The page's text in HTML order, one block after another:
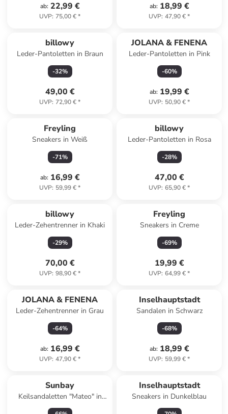
ab: 22,99 €
UVP: 75,00 €*
ab: 18,99 €
UVP: 47,90 €*
billowy
Leder-Pantoletten in Braun
-32%
49,00 €
UVP: 72,90 €*
JOLANA & FENENA
Leder-Pantoletten in Pink
-60%
ab: 19,99 €
UVP: 50,90 €*
Freyling
Sneakers in Weiß
-71%
ab: 16,99 €
UVP: 59,99 €*
billowy
Leder-Pantoletten in Rosa
-28%
47,00 €
UVP: 65,90 €*
billowy
Leder-Zehentrenner in Khaki
-29%
70,00 €
UVP: 98,90 €*
Freyling
Sneakers in Creme
-69%
19,99 €
UVP: 64,99 €*
JOLANA & FENENA
Leder-Zehentrenner in Grau
-64%
ab: 16,99 €
UVP: 47,90 €*
Inselhauptstadt
Sandalen in Schwarz
-68%
ab: 18,99 €
UVP: 59,99 €*
Sunbay
Keilsandaletten "Mateo" in
Schwarz
Inselhauptstadt
Sneakers in Dunkelblau